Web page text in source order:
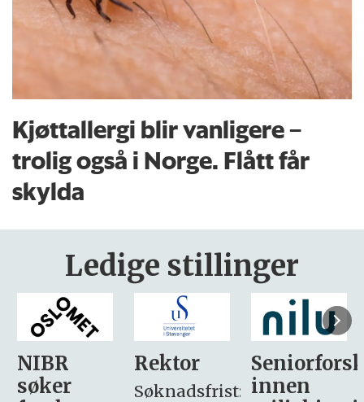
Kjøttallergi blir vanligere –
trolig også i Norge. Flått får
skylda
Ledige stillinger
Rektor
Søknadsfrist:
Seniorforsker
innen
søker